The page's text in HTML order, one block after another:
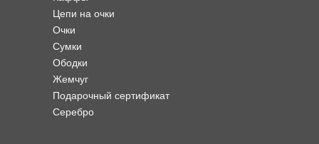
Цепи на очки
Очки
Сумки
Ободки
Жемчуг
Подарочный сертификат
Серебро